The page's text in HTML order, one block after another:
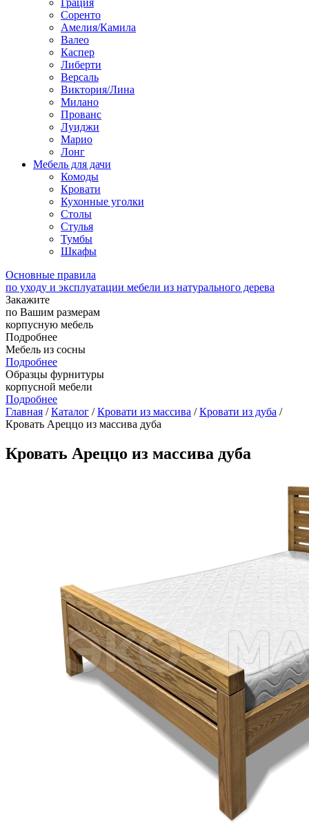
Грация
Соренто
Амелия/Камила
Валео
Каспер
Либерти
Версаль
Виктория/Лина
Милано
Прованс
Луиджи
Марио
Лонг
Мебель для дачи
Комоды
Кровати
Кухонные уголки
Столы
Стулья
Тумбы
Шкафы
Основные правила
по уходу и эксплуатации мебели из натурального дерева
Закажите
по Вашим размерам
корпусную мебель
Подробнее
Мебель из сосны
Подробнее
Образцы фурнитуры
корпусной мебели
Подробнее
Главная /Каталог /Кровати из массива /Кровати из дуба /
Кровать Ареццо из массива дуба
Кровать Ареццо из массива дуба